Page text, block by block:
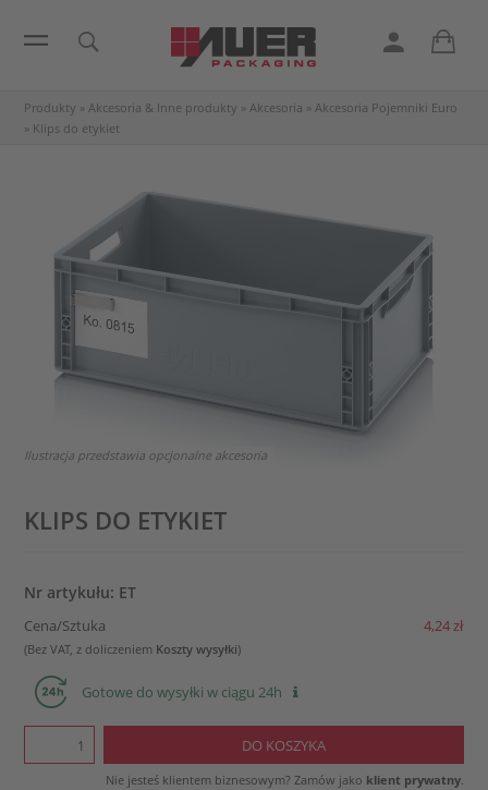
Produkty » Akcesoria & Inne produkty » Akcesoria » Akcesoria Pojemniki Euro
» Klips do etykiet
Ilustracja przedstawia opcjonalne akcesoria
KLIPS DO ETYKIET
Nr artykułu: ET
Cena/Sztuka 4,24 zł
(Bez VAT, z doliczeniem Koszty wysyłki)
Gotowe do wysyłki w ciągu 24h
Nie jesteś klientem biznesowym? Zamów jako klient prywatny.